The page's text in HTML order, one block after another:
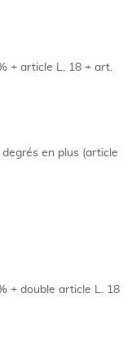
+ article L. 18 + art.
degrés en plus (article
+ double article L. 18